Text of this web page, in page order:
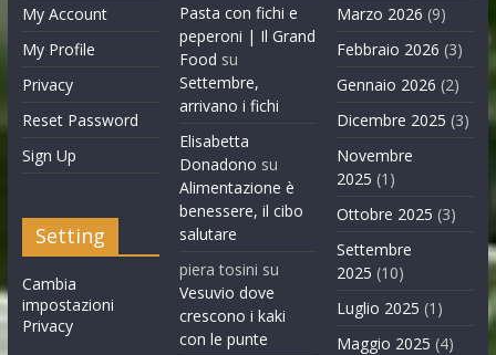
My Account
My Profile
Privacy
Reset Password
Sign Up
Setting
Cambia
impostazioni
Privacy
Pasta con fichi e
peperoni | Il Grand
Food su
Settembre,
arrivano i fichi
Elisabetta
Donadono su
Alimentazione è
benessere, il cibo
salutare
piera tosini su
Vesuvio dove
crescono i kaki
con le punte
Marzo 2026 (9)
Febbraio 2026 (3)
Gennaio 2026 (2)
Dicembre 2025 (3)
Novembre
2025 (1)
Ottobre 2025 (3)
Settembre
2025 (10)
Luglio 2025 (1)
Maggio 2025 (4)